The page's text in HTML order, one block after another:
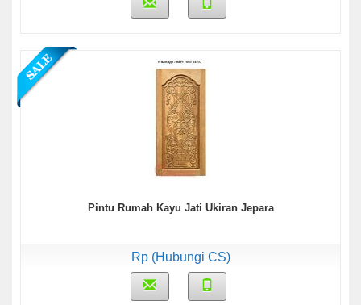
Pintu Rumah Kayu Jati Ukiran Jepara
Rp (Hubungi CS)